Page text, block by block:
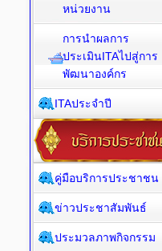
หน่วยงาน
การนำผลการ
ประเมินITAไปสู่การ
พัฒนาองค์กร
ITAประจำปี
คู่มือบริการประชาชน
ข่าวประชาสัมพันธ์
ประมวลภาพกิจกรรม